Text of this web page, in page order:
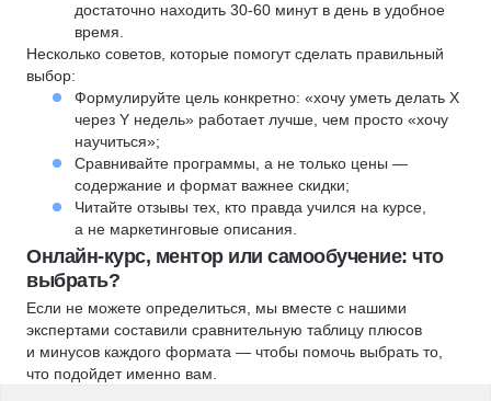
достаточно находить 30-60 минут в день в удобное
время.
Несколько советов, которые помогут сделать правильный
выбор:
Формулируйте цель конкретно: «хочу уметь делать X
через Y недель» работает лучше, чем просто «хочу
научиться»;
Сравнивайте программы, а не только цены —
содержание и формат важнее скидки;
Читайте отзывы тех, кто правда учился на курсе,
а не маркетинговые описания.
Онлайн-курс, ментор или самообучение: что
выбрать?
Если не можете определиться, мы вместе с нашими
экспертами составили сравнительную таблицу плюсов
и минусов каждого формата — чтобы помочь выбрать то,
что подойдет именно вам.